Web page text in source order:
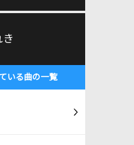
き
いる曲の一覧